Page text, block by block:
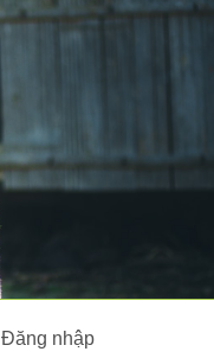
Đăng nhập